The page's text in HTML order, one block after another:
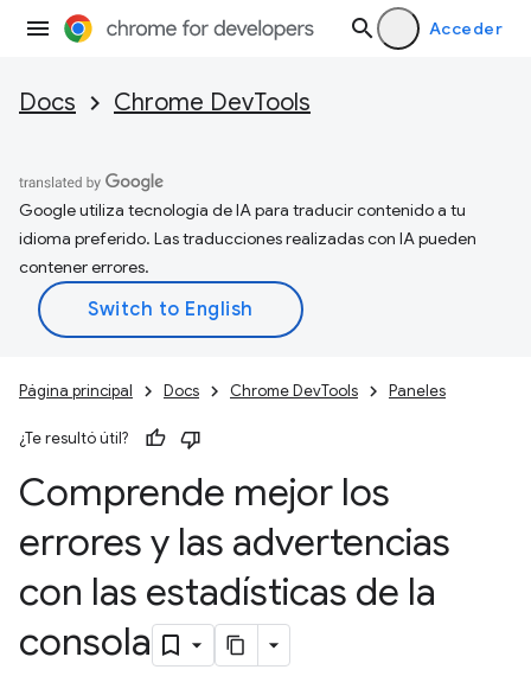
Acceder
Docs Chrome DevTools
Google utiliza tecnología de IA para traducir contenido a tu
idioma preferido. Las traducciones realizadas con IA pueden
contener errores.
Página principal Docs Chrome DevTools Paneles
¿Te resultó útil?
Comprende mejor los
errores y las advertencias
con las estadísticas de la
consola